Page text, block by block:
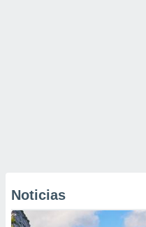
Noticias